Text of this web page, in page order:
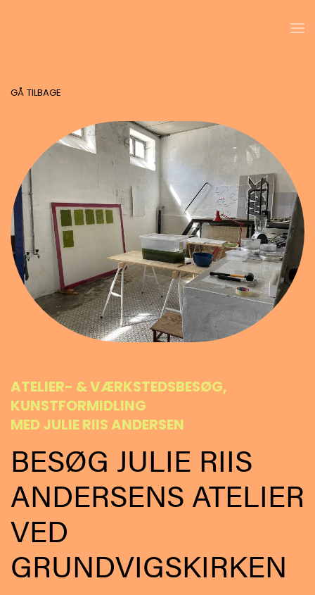
GÅ TILBAGE
ATELIER- & VÆRKSTEDSBESØG,
KUNSTFORMIDLING
MED JULIE RIIS ANDERSEN
BESØG JULIE RIIS
ANDERSENS ATELIER
VED
GRUNDVIGSKIRKEN